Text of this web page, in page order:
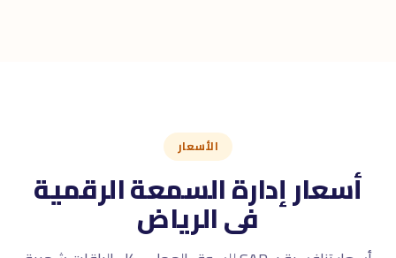
الأسعار
أسعار إدارة السمعة الرقمية
فى الرياض